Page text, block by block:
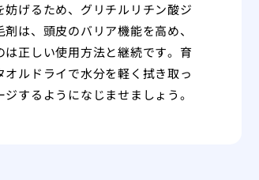
げるため、グリチルリチン酸ジ
は、頭皮のバリア機能を高め、
正しい使用方法と継続です。育
ルドライで水分を軽く拭き取っ
するようになじませましょう。